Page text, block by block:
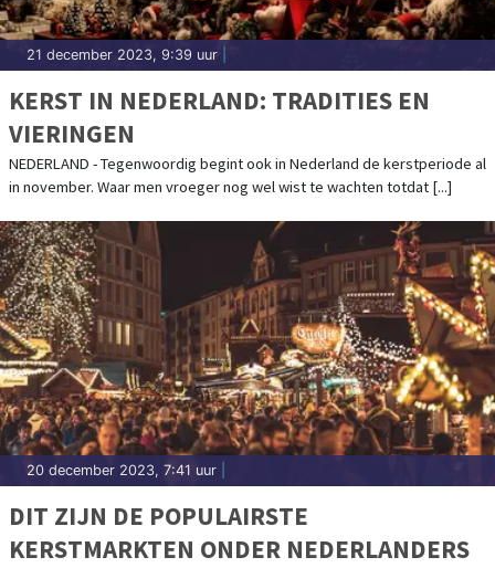
21 december 2023, 9:39 uur
KERST IN NEDERLAND: TRADITIES EN
VIERINGEN
NEDERLAND - Tegenwoordig begint ook in Nederland de kerstperiode al
in november. Waar men vroeger nog wel wist te wachten totdat [...]
20 december 2023, 7:41 uur
DIT ZIJN DE POPULAIRSTE
KERSTMARKTEN ONDER NEDERLANDERS